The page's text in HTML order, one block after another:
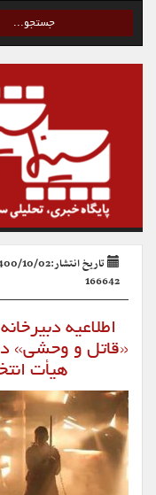
تاریخ انتشار:1400/10/02 - 15:28
166642
اطلاعیه
هیأت